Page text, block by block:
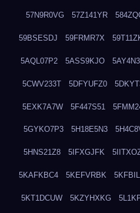
57N9R0VG 57Z141YR
59BSESDJ 59FRMR7X
5AQL07P2 5ASS9KJO
5CWV233T 5DFYUFZ0
5EXK7A7W 5F447S51
5GYKO7P3 5H18E5N3
5HNS21Z8 5IFXGJFK
5KAFKBC4 5KEFVRBK
5KT1DCUW 5KZYHXKG